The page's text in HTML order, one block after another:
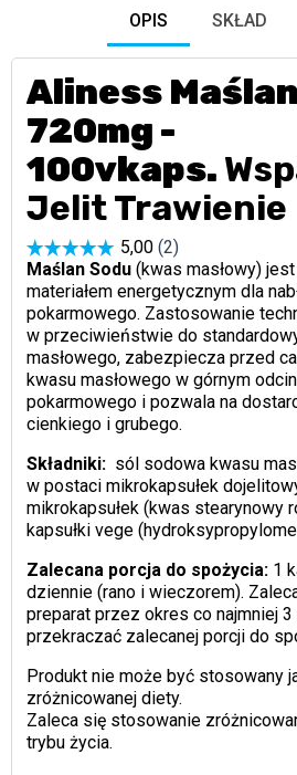
OPIS SKŁAD
Aliness
720mg -
100vkaps.
Jelit Trawienie
Maślan Sodu (kwas masłowy)
materiałem energetycznym dla
pokarmowego. Zastosowanie
w przeciwieństwie do
masłowego, zabezpiecza przed
kwasu masłowego w górnym
pokarmowego i pozwala na
cienkiego i grubego.
Składniki:sól sodowa kwasu
w postaci mikrokapsułek
mikrokapsułek (kwas stearynowy
kapsułki vege
Zalecana porcja do spożycia:1
dziennie (rano i wieczorem).
preparat przez okres co najmniej
przekraczać zalecanej porcji do
Produkt nie może być stosowany
zróżnicowanej diety.
Zaleca się stosowanie
trybu życia.